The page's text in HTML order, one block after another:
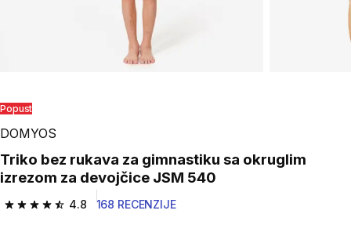
Play Video
Popust
DOMYOS
Triko bez rukava za gimnastiku sa okruglim
izrezom za devojčice JSM 540
4.8
4.8 od 5 zvezdica from 168 Recenzije
168 RECENZIJE